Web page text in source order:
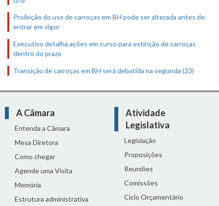
Proibição do uso de carroças em BH pode ser alterada antes de
entrar em vigor
Executivo detalha ações em curso para extinção de carroças
dentro do prazo
Transição de carroças em BH será debatida na segunda (23)
A Câmara
Entenda a Câmara
Mesa Diretora
Como chegar
Agende uma Visita
Memória
Estrutura administrativa
Atividade
Legislativa
Legislação
Proposições
Reuniões
Comissões
Ciclo Orçamentário